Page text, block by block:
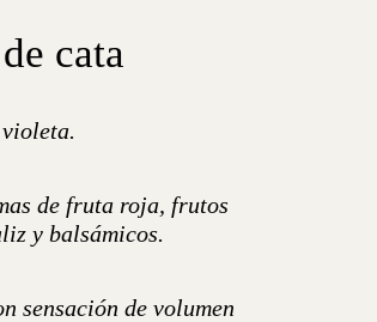
cata
de fruta roja, frutos
y balsámicos.
sensación de volumen